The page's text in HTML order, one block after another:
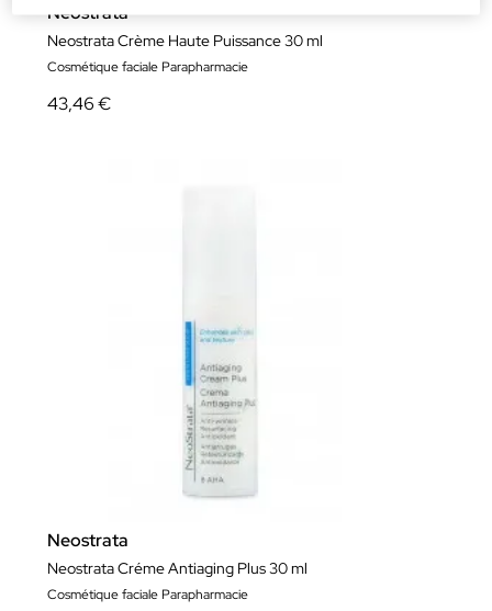
Neostrata
Neostrata Crème Haute Puissance 30 ml
Cosmétique faciale Parapharmacie
43,46 €
Neostrata
Neostrata Créme Antiaging Plus 30 ml
Cosmétique faciale Parapharmacie